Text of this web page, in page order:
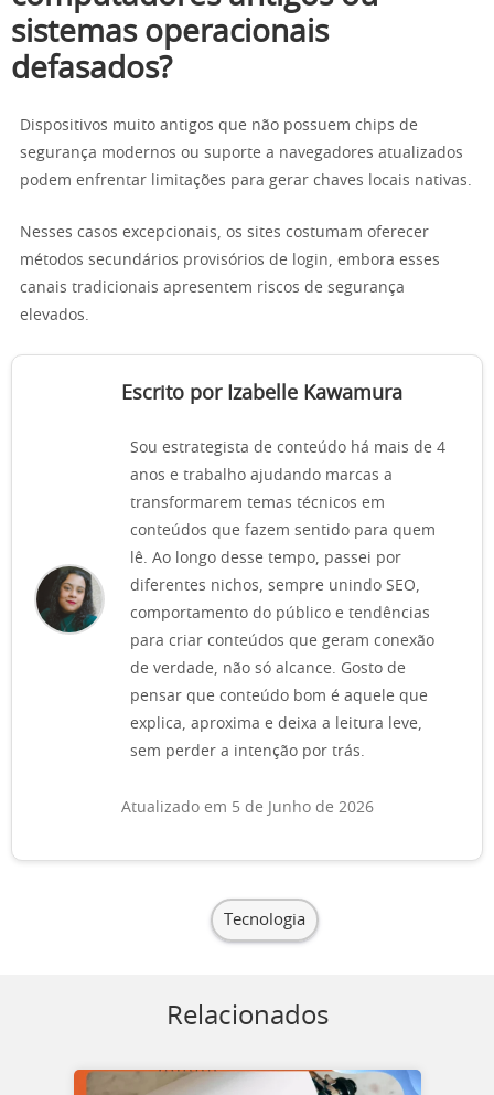
sistemas operacionais
defasados?
Dispositivos muito antigos que não possuem chips de
segurança modernos ou suporte a navegadores atualizados
podem enfrentar limitações para gerar chaves locais nativas.
Nesses casos excepcionais, os sites costumam oferecer
métodos secundários provisórios de login, embora esses
canais tradicionais apresentem riscos de segurança
elevados.
Escrito por Izabelle Kawamura
Sou estrategista de conteúdo há mais de 4
anos e trabalho ajudando marcas a
transformarem temas técnicos em
conteúdos que fazem sentido para quem
lê. Ao longo desse tempo, passei por
diferentes nichos, sempre unindo SEO,
comportamento do público e tendências
para criar conteúdos que geram conexão
de verdade, não só alcance. Gosto de
pensar que conteúdo bom é aquele que
explica, aproxima e deixa a leitura leve,
sem perder a intenção por trás.
Atualizado em 5 de Junho de 2026
Tecnologia
Relacionados